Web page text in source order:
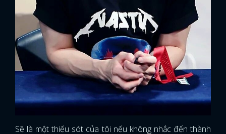
Sẽ là một thiếu sót của tôi nếu không nhắc đến thành